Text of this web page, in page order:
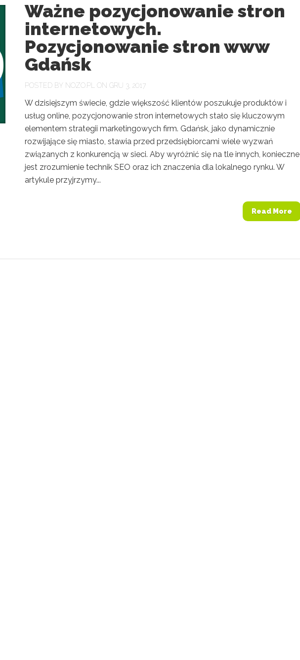
Ważne pozycjonowanie stron
internetowych.
Pozycjonowanie stron www
Gdańsk
POSTED BY NOZO.PL ON GRU 3, 2017
W dzisiejszym świecie, gdzie większość klientów poszukuje produktów i
usług online, pozycjonowanie stron internetowych stało się kluczowym
elementem strategii marketingowych firm. Gdańsk, jako dynamicznie
rozwijające się miasto, stawia przed przedsiębiorcami wiele wyzwań
związanych z konkurencją w sieci. Aby wyróżnić się na tle innych, konieczne
jest zrozumienie technik SEO oraz ich znaczenia dla lokalnego rynku. W
artykule przyjrzymy...
Read More